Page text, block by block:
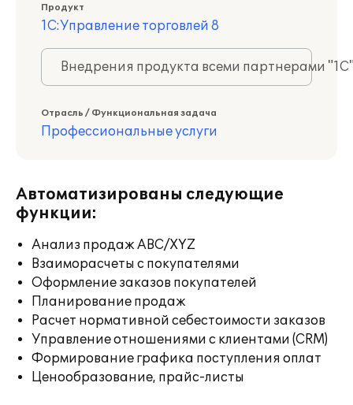
Продукт
1С:Управление торговлей 8
Внедрения продукта всеми партнерами
Отрасль / Функциональная задача
Профессиональные услуги
Автоматизированы следующие
функции:
Анализ продаж ABC/XYZ
Взаиморасчеты с покупателями
Оформление заказов покупателей
Планирование продаж
Расчет нормативной себестоимости заказов
Управление отношениями с клиентами (CRM)
Формирование графика поступления оплат
Ценообразование, прайс-листы